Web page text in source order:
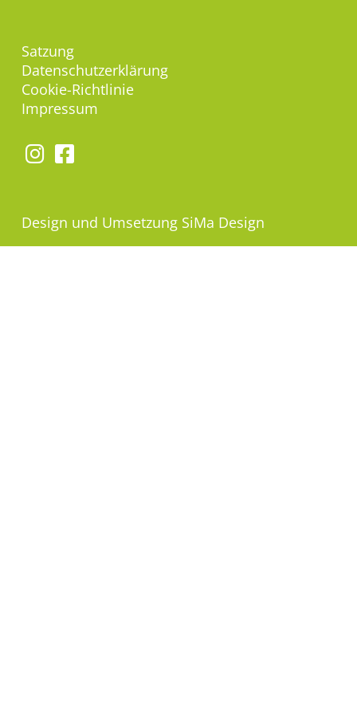
Satzung
Datenschutzerklärung
Cookie-Richtlinie
Impressum
Design und Umsetzung SiMa Design